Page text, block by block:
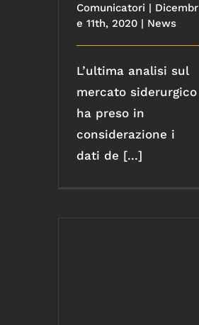
Comunicatori | Dicembr
e 11th, 2020 | News
L’ultima analisi sul
mercato siderurgico
ha preso in
considerazione i
dati de [...]